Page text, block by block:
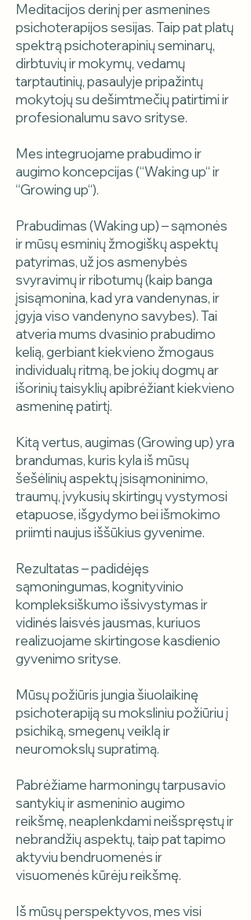
Meditacijos derinį per asmenines
psichoterapijos sesijas. Taip pat platų
spektrą psichoterapinių seminarų,
dirbtuvių ir mokymų, vedamų
tarptautinių, pasaulyje pripažintų
mokytojų su dešimtmečių patirtimi ir
profesionalumu savo srityse.
Mes integruojame prabudimo ir
augimo koncepcijas (“Waking up“ ir
“Growing up“).
Prabudimas (Waking up) – sąmonės
ir mūsų esminių žmogiškų aspektų
patyrimas, už jos asmenybės
svyravimų ir ribotumų (kaip banga
įsisąmonina, kad yra vandenynas, ir
įgyja viso vandenyno savybes). Tai
atveria mums dvasinio prabudimo
kelią, gerbiant kiekvieno žmogaus
individualų ritmą, be jokių dogmų ar
išorinių taisyklių apibrėžiant kiekvieno
asmeninę patirtį.
Kitą vertus, augimas (Growing up) yra
brandumas, kuris kyla iš mūsų
šešėlinių aspektų įsisąmoninimo,
traumų, įvykusių skirtingų vystymosi
etapuose, išgydymo bei išmokimo
priimti naujus iššūkius gyvenime.
Rezultatas – padidėjęs
sąmoningumas, kognityvinio
kompleksiškumo išsivystymas ir
vidinės laisvės jausmas, kuriuos
realizuojame skirtingose kasdienio
gyvenimo srityse.
Mūsų požiūris jungia šiuolaikinę
psichoterapiją su moksliniu požiūriu į
psichiką, smegenų veiklą ir
neuromokslų supratimą.
Pabrėžiame harmoningų tarpusavio
santykių ir asmeninio augimo
reikšmę, neaplenkdami neišspręstų ir
nebrandžių aspektų, taip pat tapimo
aktyviu bendruomenės ir
visuomenės kūrėju reikšmę.
Iš mūsų perspektyvos, mes visi